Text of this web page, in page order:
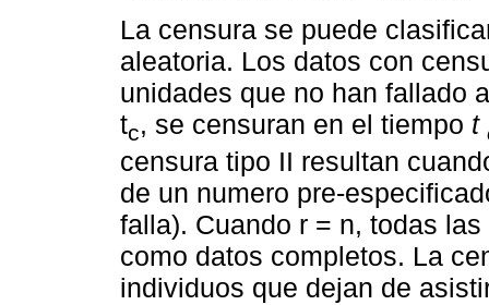
La censura se puede
aleatoria. Los datos con
unidades que no han fallado
tc, se censuran en el tiempo t
censura tipo II resultan
de un numero pre-
falla). Cuando r = n, todas
como datos completos. La
individuos que dejan de